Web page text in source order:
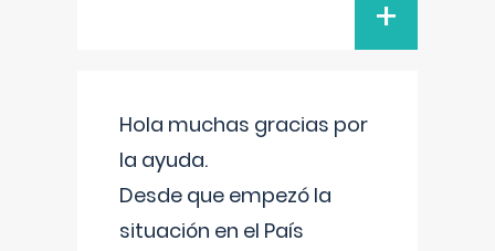
+
Hola muchas gracias por
la ayuda.
Desde que empezó la
situación en el País